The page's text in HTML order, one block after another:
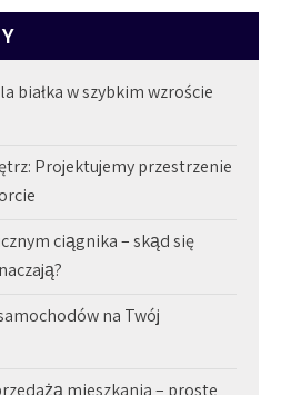
białka w szybkim wzroście
Projektujemy przestrzenie
ciągnika – skąd się
na Twój
mieszkania – proste